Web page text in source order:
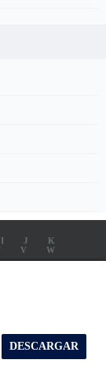
I J
K
V
W
DESCARGAR